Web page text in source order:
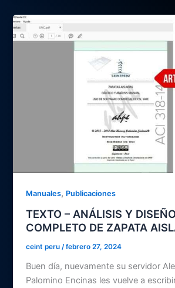
Manuales, Publicaciones
TEXTO – ANÁLISIS Y DISEÑO
COMPLETO DE ZAPATA
ceint peru/febrero 27, 2024
Buen día, nuevamente su servidor
Palomino Encinas les vuelve a